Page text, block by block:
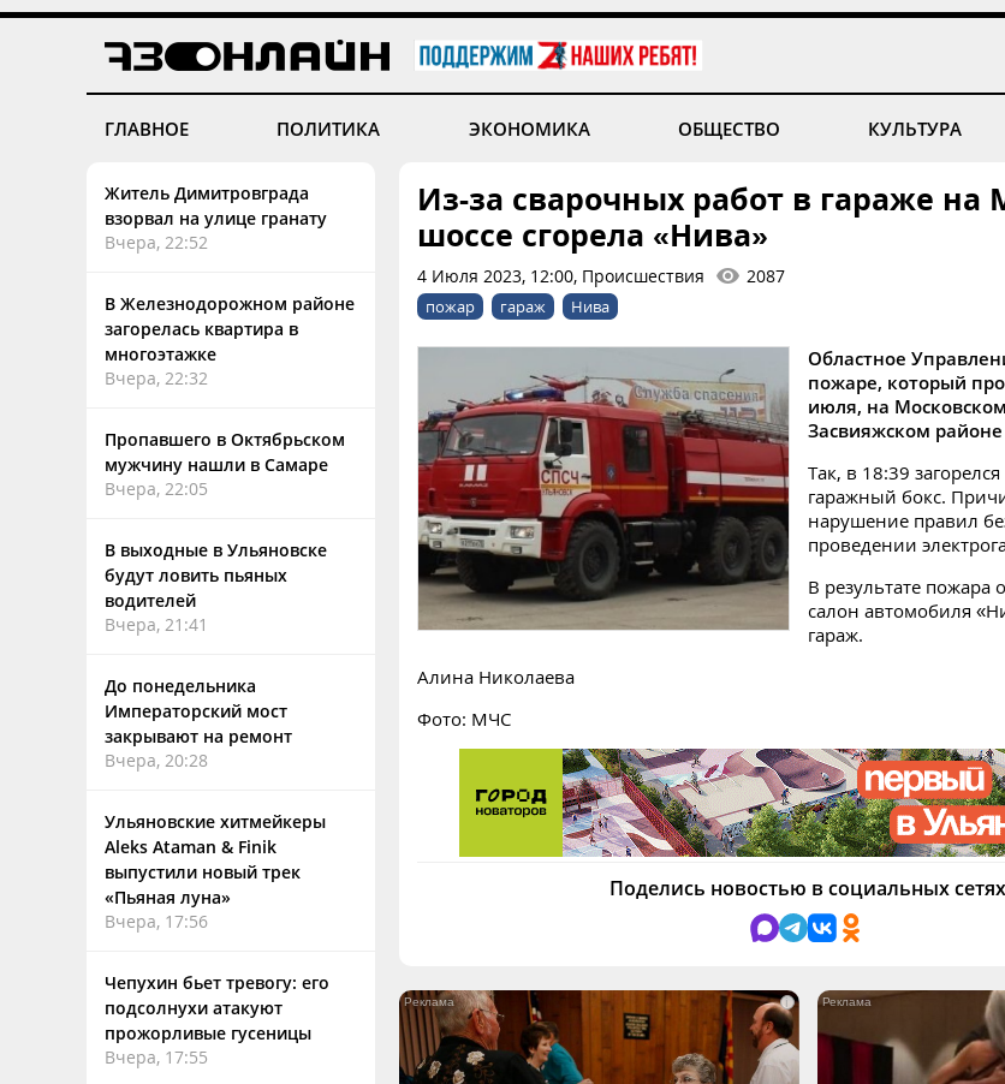
ГЛАВНОЕ ПОЛИТИКА ЭКОНОМИКА ОБЩЕСТВО КУЛЬТУРА
Житель Димитровграда
взорвал на улице гранату
Вчера, 22:52
В Железнодорожном районе
загорелась квартира в
многоэтажке
Вчера, 22:32
Пропавшего в Октябрьском
мужчину нашли в Самаре
Вчера, 22:05
В выходные в Ульяновске
будут ловить пьяных
водителей
Вчера, 21:41
До понедельника
Императорский мост
закрывают на ремонт
Вчера, 20:28
Ульяновские хитмейкеры
Aleks Ataman & Finik
выпустили новый трек
«Пьяная луна»
Вчера, 17:56
Чепухин бьет тревогу: его
подсолнухи атакуют
прожорливые гусеницы
Вчера, 17:55
Из-за сварочных работ в гараже на
шоссе сгорела «Нива»
4 Июля 2023, 12:00, Происшествия 2087
пожар гараж Нива
Областное
пожаре, который
июля, на
Засвияжском
Так, в 18:39
гаражный бокс.
нарушение правил
проведении
В результате пожара
салон автомобиля
гараж.
Алина Николаева
Фото: МЧС
Поделись новостью в социальных сетях
i